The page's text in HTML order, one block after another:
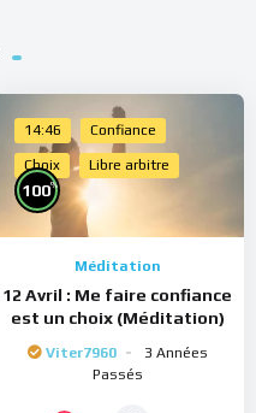
14:46 Confiance
Choix Libre arbitre
100%
Méditation
12 Avril : Me faire confiance
est un choix (Méditation)
Viter7960
3 Années
Passés